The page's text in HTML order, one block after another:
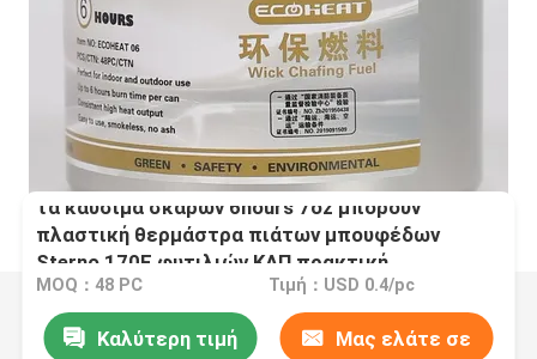
τα καύσιμα σκαρών 6hours 7oz μπορούν
πλαστική θερμάστρα πιάτων μπουφέδων
Sterno 170F φυτιλιών ΚΑΠ πρακτική
MOQ：48 PC Τιμή：USD 0.4/pc
Καλύτερη τιμή Μας ελάτε σε